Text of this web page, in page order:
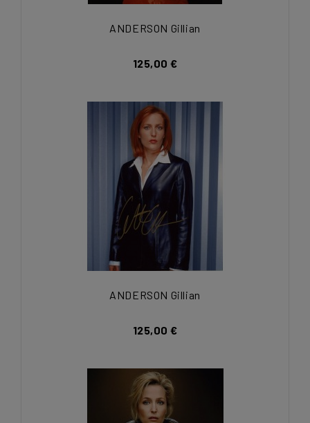
ANDERSON Gillian
125,00 €
ANDERSON Gillian
125,00 €